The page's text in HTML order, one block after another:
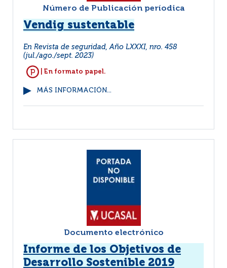
Número de Publicación períodica
Vendig sustentable
En Revista de seguridad, Año LXXXI, nro. 458
(jul./ago./sept. 2023)
| En formato papel.
MÁS INFORMACIÓN...
Documento electrónico
Informe de los Objetivos de
Desarrollo Sostenible 2019